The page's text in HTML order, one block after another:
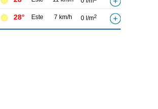
28° Este 7 km/h 0 l/m2